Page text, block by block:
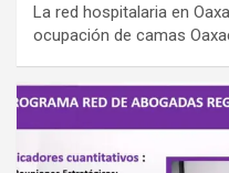
La red hospitalaria en
ocupación de camas